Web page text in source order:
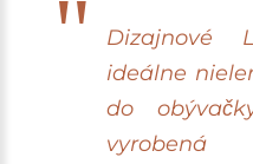
Dizajnové
ideálne
do